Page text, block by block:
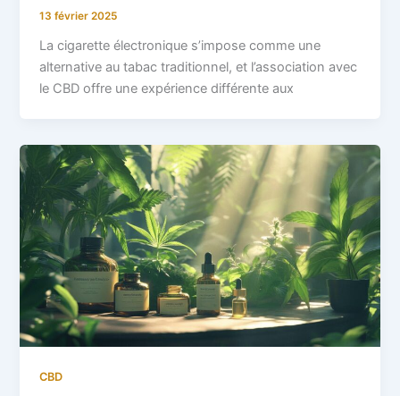
13 février 2025
La cigarette électronique s’impose comme une
alternative au tabac traditionnel, et l’association avec
le CBD offre une expérience différente aux
CBD